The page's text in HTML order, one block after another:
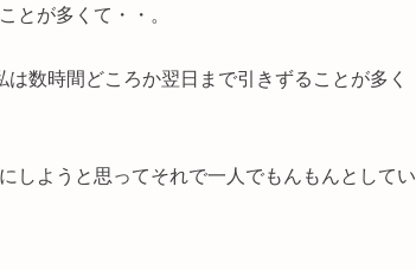
とが多くて・・。
数時間どころか翌日まで引きずることが多く
しようと思ってそれで一人でもんもんとしてい